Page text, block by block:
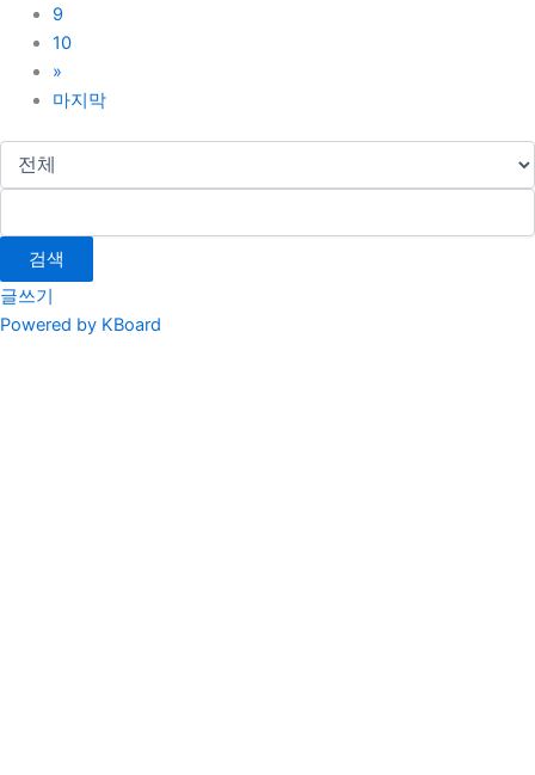
9
10
»
마지막
검색
글쓰기
Powered by KBoard